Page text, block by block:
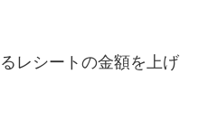
レシートの金額を上げ